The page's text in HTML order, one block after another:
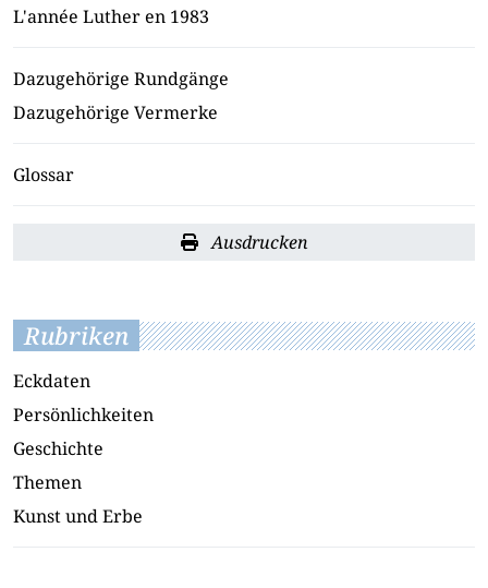
L'année Luther en 1983
Dazugehörige Rundgänge
Dazugehörige Vermerke
Glossar
Ausdrucken
Rubriken
Eckdaten
Persönlichkeiten
Geschichte
Themen
Kunst und Erbe